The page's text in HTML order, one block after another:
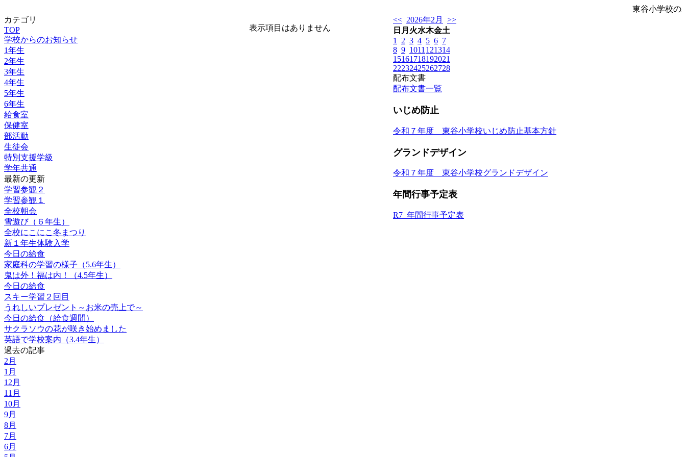
東谷小学校の
カテゴリ
TOP
学校からのお知らせ
1年生
2年生
3年生
4年生
5年生
6年生
給食室
保健室
部活動
生徒会
特別支援学級
学年共通
最新の更新
学習参観２
学習参観１
全校朝会
雪遊び（６年生）
全校にこにこ冬まつり
新１年生体験入学
今日の給食
家庭科の学習の様子（5.6年生）
鬼は外！福は内！（4.5年生）
今日の給食
スキー学習２回目
うれしいプレゼント～お米の売上で～
今日の給食（給食週間）
サクラソウの花が咲き始めました
英語で学校案内（3.4年生）
過去の記事
2月
1月
12月
11月
10月
9月
8月
7月
6月
表示項目はありません
<< 2026年2月
>>
日 月 火水木金土
1
2 3 4 5 6 7
8 9 1011 121314
15161718192021
22232425262728
配布文書
配布文書一覧
いじめ防止
令和７年度 東谷小学校いじめ防止基本方針
グランドデザイン
令和７年度 東谷小学校グランドデザイン
年間行事予定表
R7_年間行事予定表